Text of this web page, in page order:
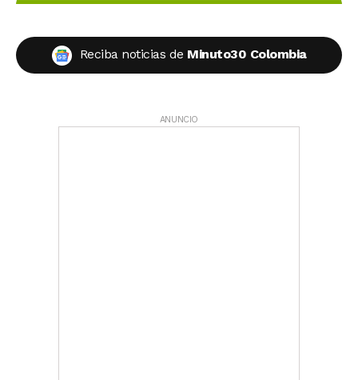
Reciba noticias de Minuto30 Colombia
ANUNCIO